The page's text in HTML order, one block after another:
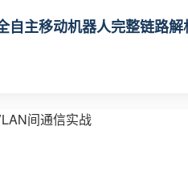
自主移动机器人完整链路